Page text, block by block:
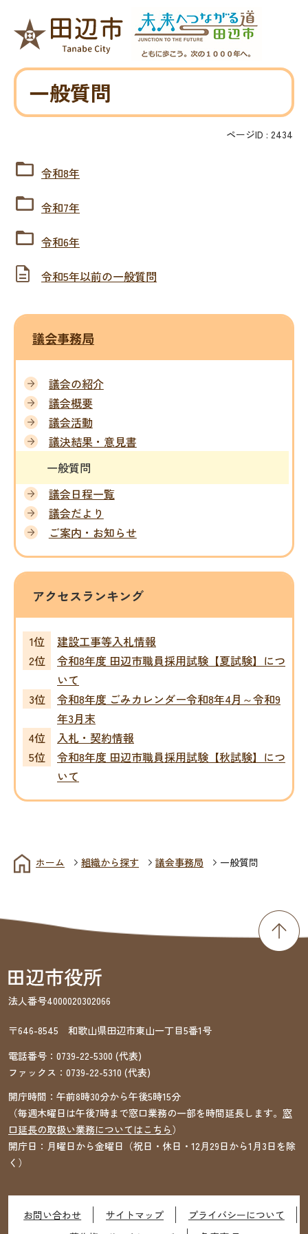
一般質問
ページID : 2434
令和8年
令和7年
令和6年
令和5年以前の一般質問
議会事務局
議会の紹介
議会概要
議会活動
議決結果・意見書
一般質問
議会日程一覧
議会だより
ご案内・お知らせ
アクセスランキング
建設工事等入札情報
令和8年度 田辺市職員採用試験【夏試験】につ
いて
令和8年度 ごみカレンダー令和8年4月～令和9
年3月末
入札・契約情報
令和8年度 田辺市職員採用試験【秋試験】につ
いて
ホーム 組織から探す 議会事務局 一般質問
法人番号4000020302066
〒646-8545 和歌山県田辺市東山一丁目5番1号
電話番号： 0739-22-5300 (代表)
ファックス： 0739-22-5310 (代表)
開庁時間：午前8時30分から午後5時15分
（毎週木曜日は午後7時まで窓口業務の一部を時間延長します。 窓
口延長の取扱い業務についてはこちら）
開庁日：月曜日から金曜日（祝日・休日・12月29日から1月3日を除
く）
お問い合わせ サイトマップ
プライバシーについて